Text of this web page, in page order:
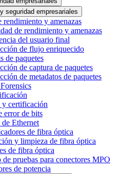
seguridad empresariales
y amenazas
de rendimiento y amenazas
del usuario final
de flujo enriquecido
de paquetes
de captura de paquetes
de metadatos de paquetes
y certificación
error de bits
de Ethernet
de fibra óptica
y limpieza de fibra óptica
de fibra óptica
pruebas para conectores MPO
de potencia